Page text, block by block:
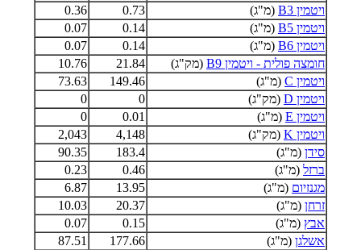
ויטמין B3
(מ"ג) 0.73
0.36
ויטמין B5
(מ"ג) 0.14
0.07
ויטמין B6
(מ"ג) 0.14
0.07
חומצה פולית - ויטמין B9
(מק"ג) 21.84
10.76
ויטמין C
(מ"ג) 149.46
73.63
ויטמין D
(מק"ג) 0
0
ויטמין E
(מ"ג) 0.01
0
ויטמין K
(מק"ג) 4,148
2,043
סידן (מ"ג) 183.4
90.35
ברזל (מ"ג) 0.46
0.23
מגנזיום (מ"ג) 13.95
6.87
זרחן (מ"ג) 20.37
10.03
אבץ (מ"ג) 0.15
0.07
אשלגן (מ"ג) 177.66
87.51